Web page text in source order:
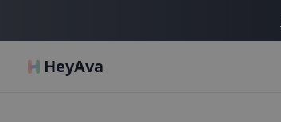
HeyAva